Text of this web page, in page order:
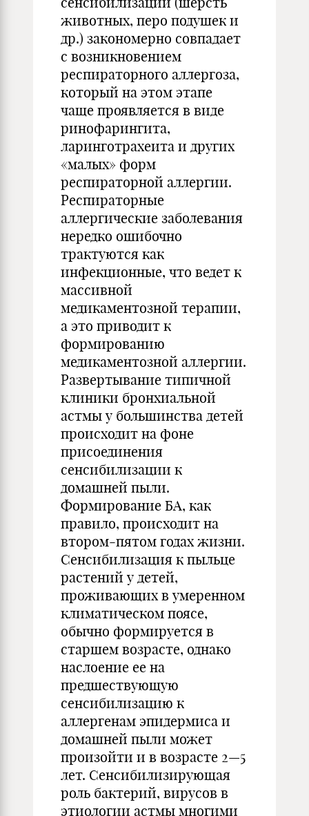
животных, перо подушек и
др.) закономерно совпадает
с возникновением
респираторного аллергоза,
который на этом этапе
чаще проявляется в виде
ринофарингита,
ларинготрахеита и других
«малых» форм
респираторной аллергии.
Респираторные
аллергические заболевания
нередко ошибочно
трактуются как
инфекционные, что ведет к
массивной
медикаментозной терапии,
а это приводит к
формированию
медикаментозной аллергии.
Развертывание типичной
клиники бронхиальной
астмы у большинства детей
происходит на фоне
присоединения
сенсибилизации к
домашней пыли.
Формирование БА, как
правило, происходит на
втором-пятом годах жизни.
Сенсибилизация к пыльце
растений у детей,
проживающих в умеренном
климатическом поясе,
обычно формируется в
старшем возрасте, однако
наслоение ее на
предшествующую
сенсибилизацию к
аллергенам эпидермиса и
домашней пыли может
произойти и в возрасте 2—5
лет. Сенсибилизирующая
роль бактерий, вирусов в
этиологии астмы многими